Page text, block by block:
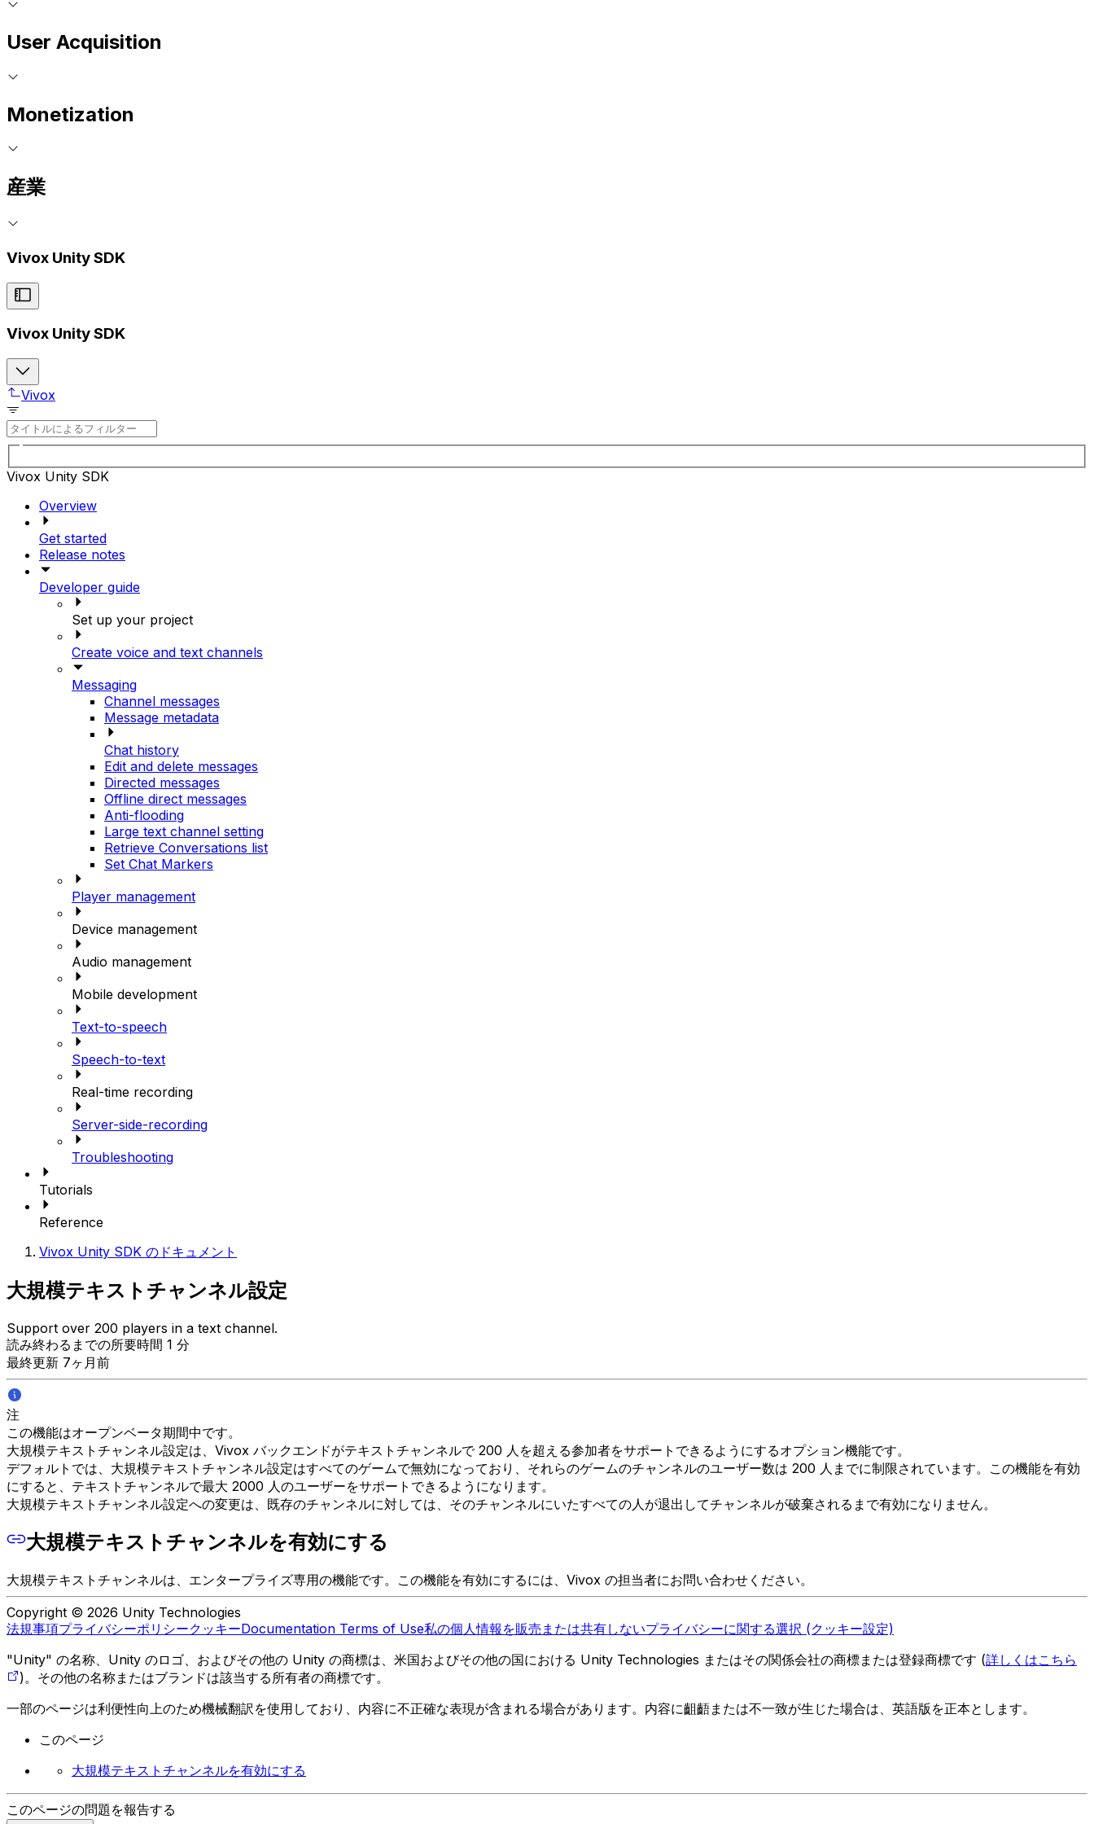
User Acquisition
Monetization
産業
Vivox Unity SDK
Vivox Unity SDK
Vivox
Vivox Unity SDK
Overview
Get started
Release notes
Developer guide
Set up your project
Create voice and text channels
Messaging
Channel messages
Message metadata
Chat history
Edit and delete messages
Directed messages
Offline direct messages
Anti-flooding
Large text channel setting
Retrieve Conversations list
Set Chat Markers
Player management
Device management
Audio management
Mobile development
Text-to-speech
Speech-to-text
Real-time recording
Server-side-recording
Troubleshooting
Tutorials
Reference
Vivox Unity SDK のドキュメント
大規模テキストチャンネル設定
Support over 200 players in a text channel.
読み終わるまでの所要時間 1 分
最終更新 7ヶ月前
注
この機能はオープンベータ期間中です。
大規模テキストチャンネル設定は、Vivox バックエンドがテキストチャンネルで 200 人を超える参加者をサポートできるようにするオプション機能です。
デフォルトでは、大規模テキストチャンネル設定はすべてのゲームで無効になっており、それらのゲームのチャンネルのユーザー数は 200 人までに制限されています。この機能を有効
にすると、テキストチャンネルで最大 2000 人のユーザーをサポートできるようになります。
大規模テキストチャンネル設定への変更は、既存のチャンネルに対しては、そのチャンネルにいたすべての人が退出してチャンネルが破棄されるまで有効になりません。
大規模テキストチャンネルを有効にする
大規模テキストチャンネルは、エンタープライズ専用の機能です。この機能を有効にするには、Vivox の担当者にお問い合わせください。
Copyright © 2026 Unity Technologies
法規事項プライバシーポリシークッキーDocumentation Terms of Use私の個人情報を販売または共有しないプライバシーに関する選択 (クッキー設定)
"Unity" の名称、Unity のロゴ、およびその他の Unity の商標は、米国およびその他の国における Unity Technologies またはその関係会社の商標または登録商標です (詳しくはこちら
)。その他の名称またはブランドは該当する所有者の商標です。
一部のページは利便性向上のため機械翻訳を使用しており、内容に不正確な表現が含まれる場合があります。内容に齟齬または不一致が生じた場合は、英語版を正本とします。
このページ
大規模テキストチャンネルを有効にする
このページの問題を報告する